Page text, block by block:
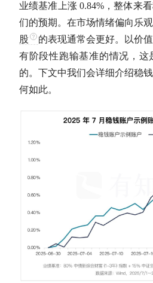
业绩基准上涨 0.84%，整体来
们的预期。在市场情绪偏向乐
股
的表现通常会更好。以价
有阶段性跑输基准的情况，这
的。下文中我们会详细介绍稳
何如此。